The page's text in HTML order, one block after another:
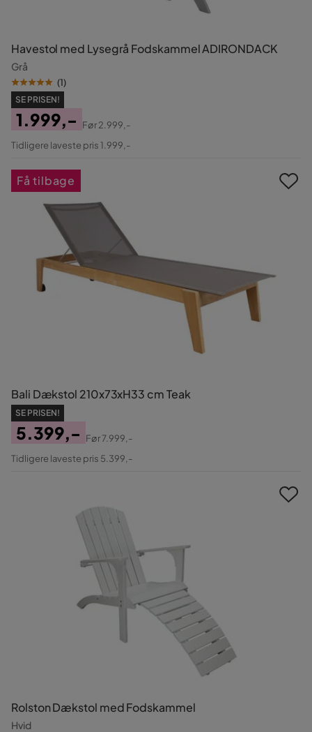
Havestol med Lysegrå Fodskammel ADIRONDACK
Grå
(1)
SE PRISEN!
Pris
1.999,-
Original
Før2.999,-
Tidligere laveste pris 1.999,-
Bali Dækstol 210x73xH33 cm Teak
SE PRISEN!
Pris
5.399,-
Original
Før7.999,-
Tidligere laveste pris 5.399,-
Få tilbage
Rolston Dækstol med Fodskammel
Hvid